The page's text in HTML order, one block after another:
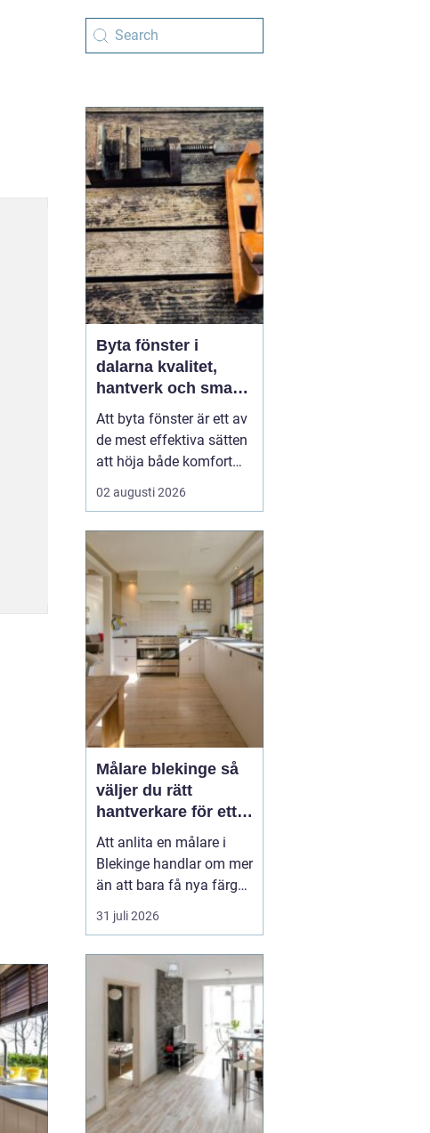
Byta fönster i
dalarna kvalitet,
hantverk och smarta
val
Att byta fönster är ett av
de mest effektiva sätten
att höja både komfort
och värde på ett hus. I
Dalarna spelar
utseende och tradition
stor roll. Många vill
kombinera bättre
energiprestanda med
klassisk karaktär,
oavsett om huset lig...
02 augusti 2026
Målare blekinge så
väljer du rätt
hantverkare för ett
hållbart resultat
Att anlita en målare i
Blekinge handlar om mer
än att bara få nya färger
på väggarna. En skicklig
målare kan förvandla ett
hem, skydda fasaden
mot väder och vind och
höja värdet på hela
fastigheten. Samtidigt
innebär fel v...
31 juli 2026